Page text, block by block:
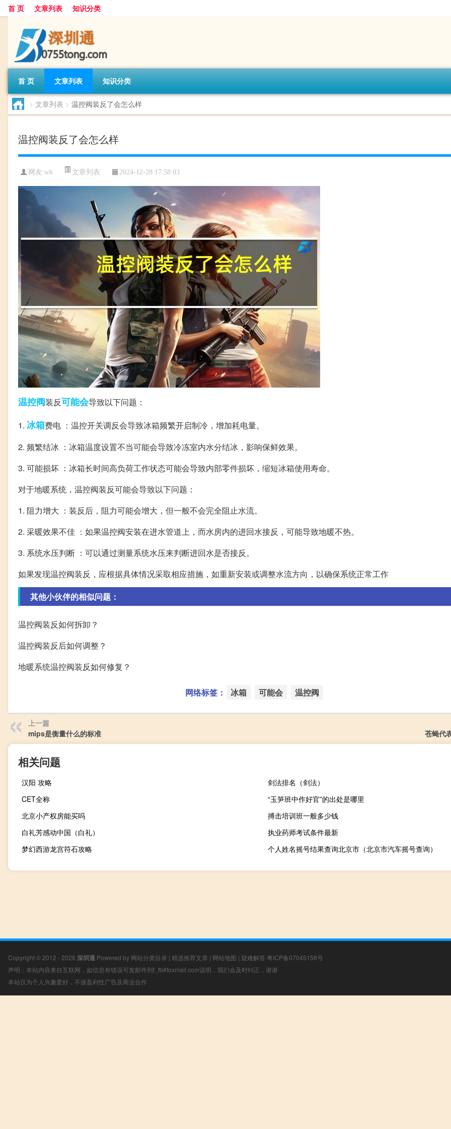
首 页 文章列表 知识分类
首 页 文章列表 知识分类
> 文章列表 > 温控阀装反了会怎么样
温控阀装反了会怎么样
网友:wk 文章列表 2024-12-28 17:58:03
温控阀装反可能会导致以下问题：
1. 冰箱费电 ：温控开关调反会导致冰箱频繁开启制冷，增加耗电量。
2. 频繁结冰 ：冰箱温度设置不当可能会导致冷冻室内水分结冰，影响保鲜效果。
3. 可能损坏 ：冰箱长时间高负荷工作状态可能会导致内部零件损坏，缩短冰箱使用寿命。
对于地暖系统，温控阀装反可能会导致以下问题：
1. 阻力增大 ：装反后，阻力可能会增大，但一般不会完全阻止水流。
2. 采暖效果不佳 ：如果温控阀安装在进水管道上，而水房内的进回水接反，可能导致地暖不热。
3. 系统水压判断 ：可以通过测量系统水压来判断进回水是否接反。
如果发现温控阀装反，应根据具体情况采取相应措施，如重新安装或调整水流方向，以确保系统正常工作
其他小伙伴的相似问题：
温控阀装反如何拆卸？
温控阀装反后如何调整？
地暖系统温控阀装反如何修复？
网络标签： 冰箱 可能会 温控阀
上一篇
mips是衡量什么的标准
苍蝇代
相关问题
汉阳 攻略
剑法排名（剑法）
CET全称
“玉笋班中作好官”的出处是哪里
北京小产权房能买吗
搏击培训班一般多少钱
白礼芳感动中国（白礼）
执业药师考试条件最新
梦幻西游龙宫符石攻略
个人姓名摇号结果查询北京市（北京市汽车摇号查询）
Copyright © 2012 - 2026 深圳通 Powered by 网站分类目录 | 精选推荐文章 | 网站地图 | 疑难解答 粤ICP备07045158号
声明：本站内容来自互联网，如信息有错误可发邮件到f_fb#foxmail.com说明，我们会及时纠正，谢谢
本站仅为个人兴趣爱好，不接盈利性广告及商业合作